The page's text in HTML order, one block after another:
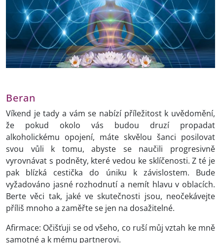
Beran
Víkend je tady a vám se nabízí příležitost k uvědomění,
že pokud okolo vás budou druzí propadat
alkoholickému opojení, máte skvělou šanci posilovat
svou vůli k tomu, abyste se naučili progresivně
vyrovnávat s podněty, které vedou ke sklíčenosti. Z té je
pak blízká cestička do úniku k závislostem. Bude
vyžadováno jasné rozhodnutí a nemít hlavu v oblacích.
Berte věci tak, jaké ve skutečnosti jsou, neočekávejte
příliš mnoho a zaměřte se jen na dosažitelné.
Afirmace: Očišťuji se od všeho, co ruší můj vztah ke mně
samotné a k mému partnerovi.